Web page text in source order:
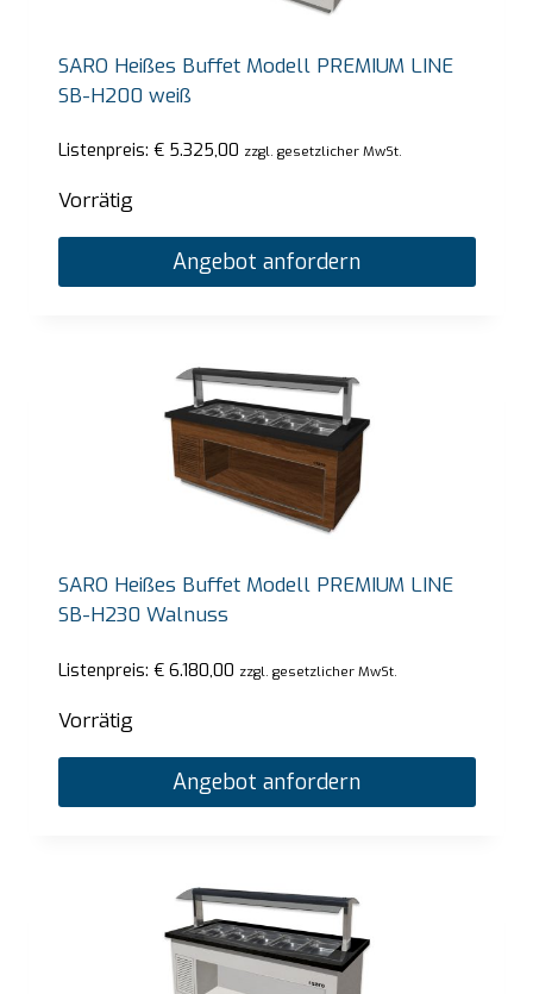
SARO Heißes Buffet Modell PREMIUM LINE
SB-H200 weiß
Listenpreis: €5.325,00 zzgl. gesetzlicher MwSt.
Vorrätig
Angebot anfordern
SARO Heißes Buffet Modell PREMIUM LINE
SB-H230 Walnuss
Listenpreis: €6.180,00 zzgl. gesetzlicher MwSt.
Vorrätig
Angebot anfordern